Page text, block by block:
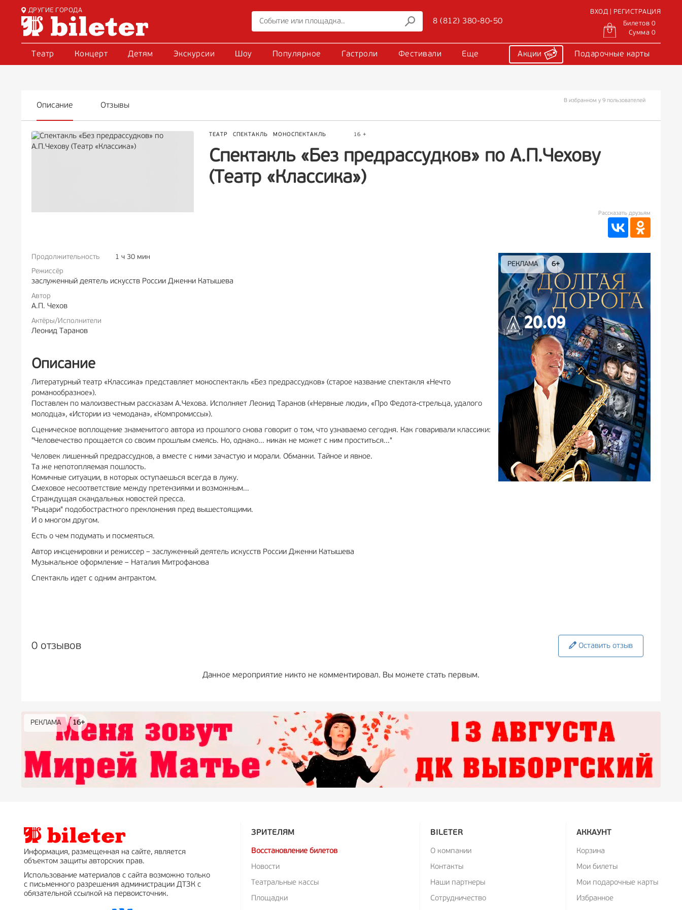
ДРУГИЕ ГОРОДА
8 (812) 380-80-50
ВХОД | РЕГИСТРАЦИЯ
Билетов 0
Сумма 0
Театр Концерт Детям Экскурсии Шоу Популярное Гастроли Фестивали Еще Акции Подарочные карты
Описание Отзывы
В избранном у 9 пользователей
ТЕАТР СПЕКТАКЛЬ МОНОСПЕКТАКЛЬ 16 +
Спектакль «Без предрассудков» по А.П.Чехову
(Театр «Классика»)
Рассказать друзьям
Продолжительность
1 ч 30 мин
Режиссёр
заслуженный деятель искусств России Дженни Катышева
Автор
А.П. Чехов
Актёры/Исполнители
Леонид Таранов
Описание
Литературный театр «Классика» представляет моноспектакль «Без предрассудков» (старое название спектакля «Нечто
романообразное»).
Поставлен по малоизвестным рассказам А.Чехова. Исполняет Леонид Таранов («Нервные люди», «Про Федота-стрельца, удалого
молодца», «Истории из чемодана», «Компромиссы»).
Сценическое воплощение знаменитого автора из прошлого снова говорит о том, что узнаваемо сегодня. Как говаривали классики:
"Человечество прощается со своим прошлым смеясь. Но, однако... никак не может с ним проститься..."
Человек лишенный предрассудков, а вместе с ними зачастую и морали. Обманки. Тайное и явное.
Та же непотопляемая пошлость.
Комичные ситуации, в которых оступаешься всегда в лужу.
Смеховое несоответствие между претензиями и возможным...
Страждущая скандальных новостей пресса.
"Рыцари" подобострастного преклонения пред вышестоящими.
И о многом другом.
Есть о чем подумать и посмеяться.
Автор инсценировки и режиссер – заслуженный деятель искусств России Дженни Катышева
Музыкальное оформление – Наталия Митрофанова
Спектакль идет с одним антрактом.
РЕКЛАМА 6+
0 отзывов Оставить отзыв
Данное мероприятие никто не комментировал. Вы можете стать первым.
РЕКЛАМА 16+
РЕКЛАМА 16+
РЕКЛАМА 12+
РЕКЛАМА
РЕКЛАМА 0+
РЕКЛАМА 18+
Информация, размещенная на сайте, является
объектом защиты авторских прав.
Использование материалов с сайта возможно только
с письменного разрешения администрации ДТЗК с
обязательной ссылкой на первоисточник.
ЗРИТЕЛЯМ
Восстановление билетов
Новости
Театральные кассы
Площадки
BILETER
О компании
Контакты
Наши партнеры
Сотрудничество
АККАУНТ
Корзина
Мои билеты
Мои подарочные карты
Избранное